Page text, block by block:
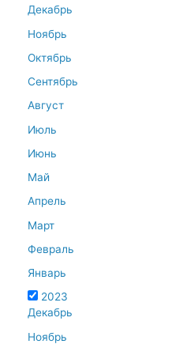
Декабрь
Ноябрь
Октябрь
Сентябрь
Август
Июль
Июнь
Май
Апрель
Март
Февраль
Январь
2023
Декабрь
Ноябрь